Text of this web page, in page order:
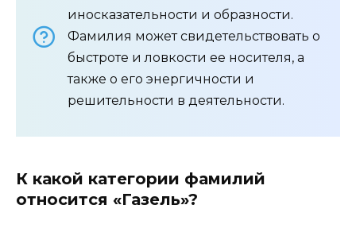
иносказательности и образности.
Фамилия может свидетельствовать о
быстроте и ловкости ее носителя, а
также о его энергичности и
решительности в деятельности.
К какой категории фамилий
относится «Газель»?